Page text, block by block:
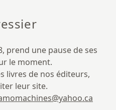
prend une pause de ses
le moment.
livres de nos éditeurs,
leur site.